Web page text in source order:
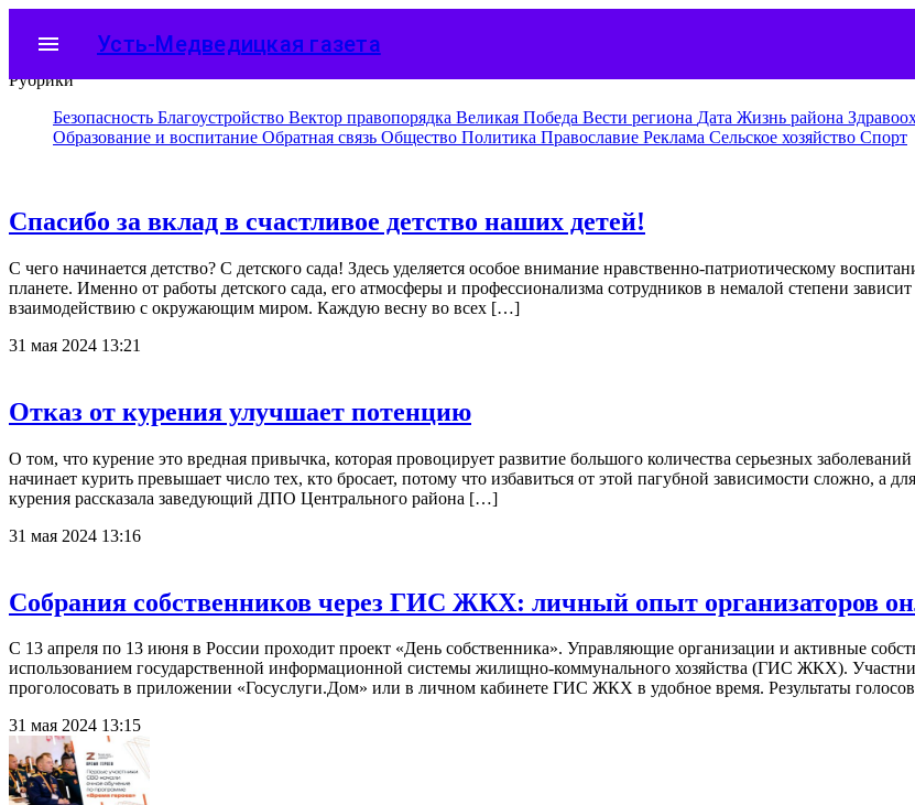
menu Усть-Медведицкая газета
Рубрики
Безопасность Благоустройство Вектор правопорядка Великая Победа Вести региона Дата Жизнь района
Образование и воспитание Обратная связь Общество Политика Православие Реклама Сельское хозяйство Спорт
Спасибо за вклад в счастливое детство наших детей!
С чего начинается детство? С детского сада! Здесь уделяется особое внимание нравственно-патриотическому
планете. Именно от работы детского сада, его атмосферы и профессионализма сотрудников в немалой степени
взаимодействию с окружающим миром. Каждую весну во всех […]
31 мая 2024 13:21
Отказ от курения улучшает потенцию
О том, что курение это вредная привычка, которая провоцирует развитие большого количества серьезных
начинает курить превышает число тех, кто бросает, потому что избавиться от этой пагубной зависимости сложно, а
курения рассказала заведующий ДПО Центрального района […]
31 мая 2024 13:16
Собрания собственников через ГИС ЖКХ: личный опыт организаторов
С 13 апреля по 13 июня в России проходит проект «День собственника». Управляющие организации и активные
использованием государственной информационной системы жилищно-коммунального хозяйства (ГИС ЖКХ).
проголосовать в приложении «Госуслуги.Дом» или в личном кабинете ГИС ЖКХ в удобное время. Результаты
31 мая 2024 13:15